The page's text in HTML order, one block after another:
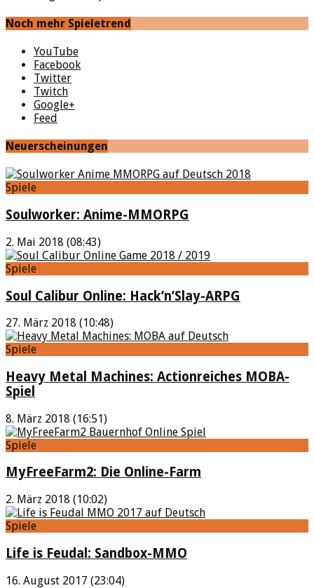
Noch mehr Spieletrend
YouTube
Facebook
Twitter
Twitch
Google+
Feed
Neuerscheinungen
Spiele
Soulworker: Anime-MMORPG
2. Mai 2018 (08:43)
Spiele
Soul Calibur Online: Hack’n’Slay-ARPG
27. März 2018 (10:48)
Spiele
Heavy Metal Machines: Actionreiches MOBA-
Spiel
8. März 2018 (16:51)
Spiele
MyFreeFarm2: Die Online-Farm
2. März 2018 (10:02)
Spiele
Life is Feudal: Sandbox-MMO
16. August 2017 (23:04)